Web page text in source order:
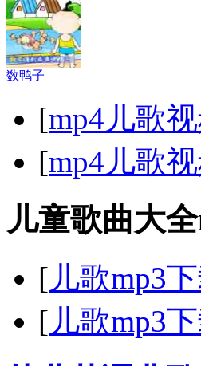
数鸭子
[mp4儿歌
[mp4儿歌
儿童歌曲大
[ 儿歌mp3
[ 儿歌mp3